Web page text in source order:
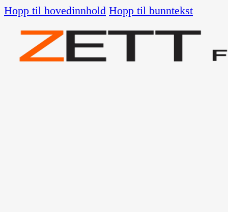
Hopp til hovedinnhold Hopp til bunntekst